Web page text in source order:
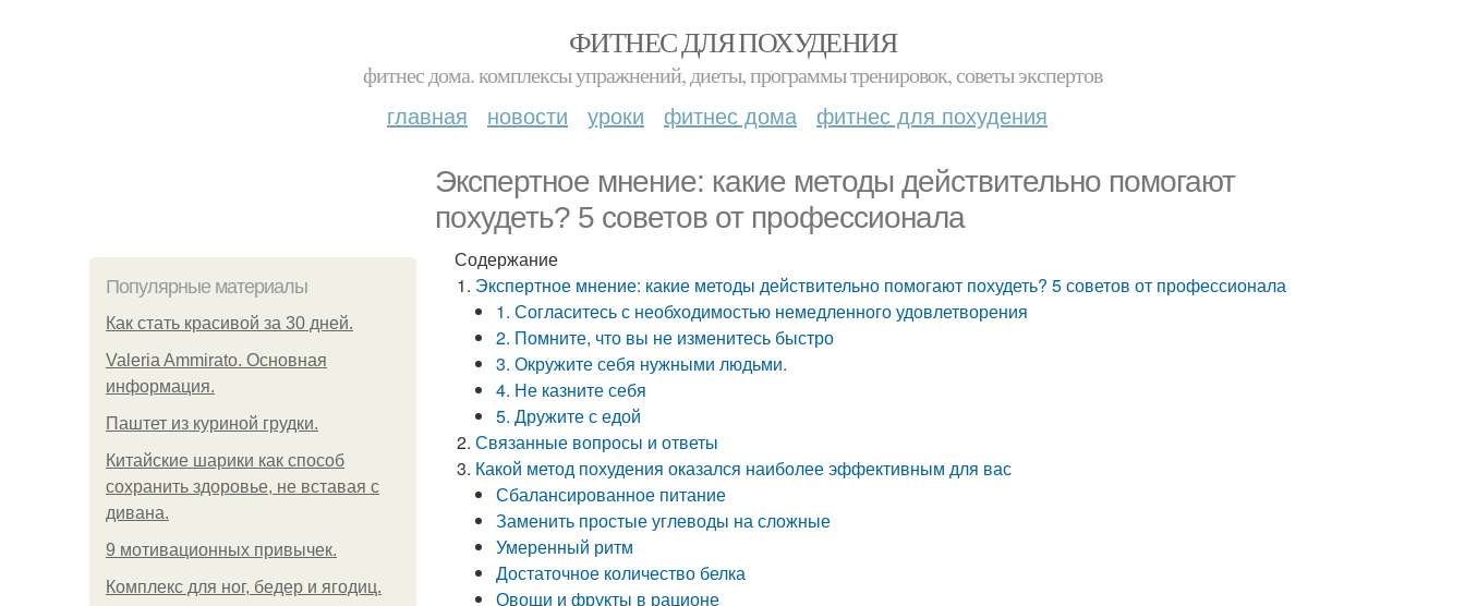
ФИТНЕС ДЛЯ ПОХУДЕНИЯ
фитнес дома. комплексы упражнений, диеты, программы тренировок, советы экспертов
главная новости уроки фитнес дома фитнес для похудения
Экспертное мнение: какие методы действительно помогают
похудеть? 5 советов от профессионала
Популярные материалы
Как стать красивой за 30 дней.
Valeria Ammirato. Основная
информация.
Паштет из куриной грудки.
Китайские шарики как способ
сохранить здоровье, не вставая с
дивана.
9 мотивационных привычек.
Комплекс для ног, бедер и ягодиц.
Содержание
Экспертное мнение: какие методы действительно помогают похудеть? 5 советов от профессионала
1. Согласитесь с необходимостью немедленного удовлетворения
2. Помните, что вы не изменитесь быстро
3. Окружите себя нужными людьми.
4. Не казните себя
5. Дружите с едой
Связанные вопросы и ответы
Какой метод похудения оказался наиболее эффективным для вас
Сбалансированное питание
Заменить простые углеводы на сложные
Умеренный ритм
Достаточное количество белка
Овощи и фрукты в рационе